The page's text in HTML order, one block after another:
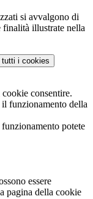
si avvalgono di
finalità illustrate nella
i cookies
consentire.
funzionamento della
potete
essere
pagina della cookie